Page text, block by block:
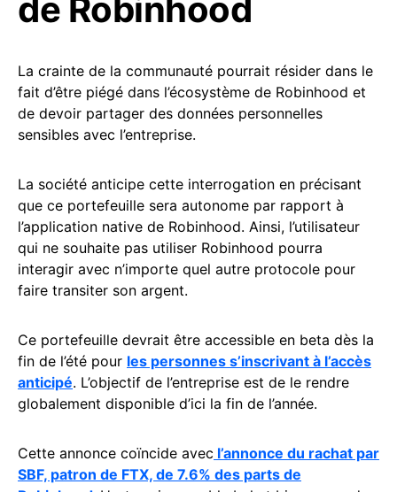
de Robinhood
La crainte de la communauté pourrait résider dans le
fait d’être piégé dans l’écosystème de Robinhood et
de devoir partager des données personnelles
sensibles avec l’entreprise.
La société anticipe cette interrogation en précisant
que ce portefeuille sera autonome par rapport à
l’application native de Robinhood. Ainsi, l’utilisateur
qui ne souhaite pas utiliser Robinhood pourra
interagir avec n’importe quel autre protocole pour
faire transiter son argent.
Ce portefeuille devrait être accessible en beta dès la
fin de l’été pour les personnes s’inscrivant à l’accès
anticipé. L’objectif de l’entreprise est de le rendre
globalement disponible d’ici la fin de l’année.
Cette annonce coïncide avec l’annonce du rachat par
SBF, patron de FTX, de 7.6% des parts de